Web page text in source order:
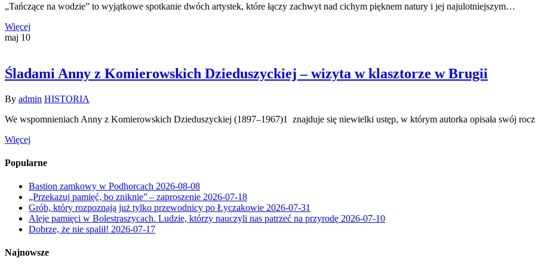
„Tańczące na wodzie” to wyjątkowe spotkanie dwóch artystek, które łączy zachwyt nad cichym pięknem natury i jej najulotniejszym…
Więcej
maj 10
Śladami Anny z Komierowskich Dzieduszyckiej – wizyta w klasztorze w Brugii
By admin HISTORIA
We wspomnieniach Anny z Komierowskich Dzieduszyckiej (1897–1967)1 znajduje się niewielki ustęp, w którym autorka opisała swój
Więcej
Popularne
Bastion zamkowy w Podhorcach 2026-08-08
„Przekazuj pamięć, bo zniknie” – zaproszenie 2026-07-18
Grób, który rozpoznają już tylko przewodnicy po Łyczakowie 2026-07-31
Aleje pamięci w Bolestraszycach. Ludzie, którzy nauczyli nas patrzeć na przyrodę 2026-07-10
Dobrze, że nie spalił! 2026-07-17
Najnowsze